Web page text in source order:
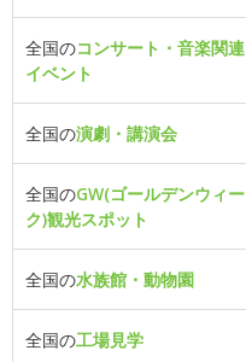
全国のコンサート・音楽関連
イベント
全国の演劇・講演会
全国のGW(ゴールデンウィー
ク)観光スポット
全国の水族館・動物園
全国の工場見学